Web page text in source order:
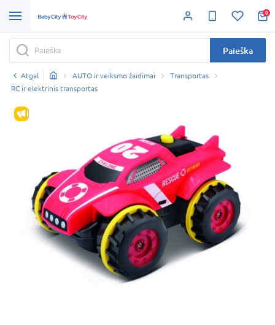
0
Paieška
Atgal AUTO ir veiksmo žaidimai
Transportas
RC ir elektrinis transportas
IŠPARDAVIMAS